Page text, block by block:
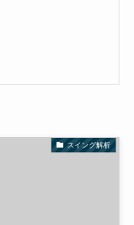
スイング解析